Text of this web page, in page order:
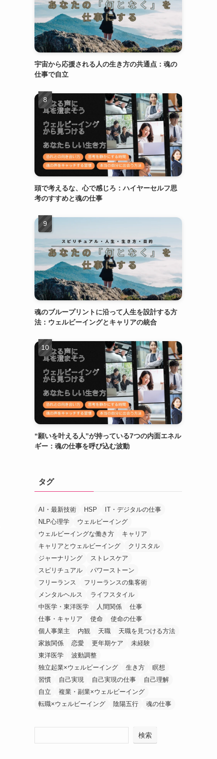
宇宙から応援される人の生き方の共通点：魂の
仕事で自立
頭で考えるな、心で感じろ：ハイヤーセルフ思
考のすすめと魂の仕事
魂のブループリントに沿って人生を設計する方
法：ウェルビーイングとキャリアの統合
“願いを叶える人”が持っている7つの内面エネル
ギー：魂の仕事を呼び込む波動
タグ
AI・最新技術 HSP
IT・デジタルの仕事
NLP心理学
ウェルビーイング
ウェルビーイングな働き方
キャリア
キャリアとウェルビーイング
クリスタル
ジャーナリング
ストレスケア
スピリチュアル
パワーストーン
フリーランス
フリーランスの集客術
メンタルヘルス
ライフスタイル
中医学・東洋医学
人間関係
仕事
仕事・キャリア
使命
使命の仕事
個人事業主
内観 天職
天職を見つける方法
家族関係
恋愛 更年期ケア
未経験
東洋医学
波動調整
独立起業×ウェルビーイング
生き方
瞑想
習慣
自己実現 自己実現の仕事
自己理解
自立
複業・副業×ウェルビーイング
転職×ウェルビーイング
陰陽五行 魂の仕事
検索